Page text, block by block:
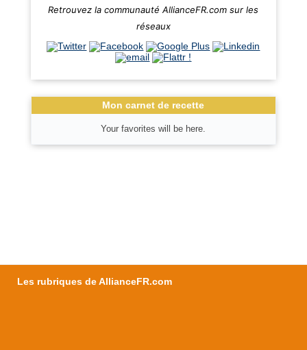
Retrouvez la communauté AllianceFR.com sur les
réseaux
Mon carnet de recette
Your favorites will be here.
Les rubriques de AllianceFR.com